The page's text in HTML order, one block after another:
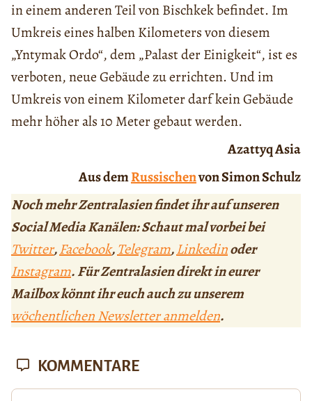
in einem anderen Teil von Bischkek befindet. Im
Umkreis eines halben Kilometers von diesem
„Yntymak Ordo“, dem „Palast der Einigkeit“, ist es
verboten, neue Gebäude zu errichten. Und im
Umkreis von einem Kilometer darf kein Gebäude
mehr höher als 10 Meter gebaut werden.
Azattyq Asia
Aus demRussischenvon Simon Schulz
Noch mehr Zentralasien findet ihr auf unseren
Social Media Kanälen: Schaut mal vorbei bei
Twitter,Facebook,Telegram,Linkedinoder
Instagram. Für Zentralasien direkt in eurer
Mailbox könnt ihr euch auch zu unserem
wöchentlichen Newsletter anmelden.
KOMMENTARE